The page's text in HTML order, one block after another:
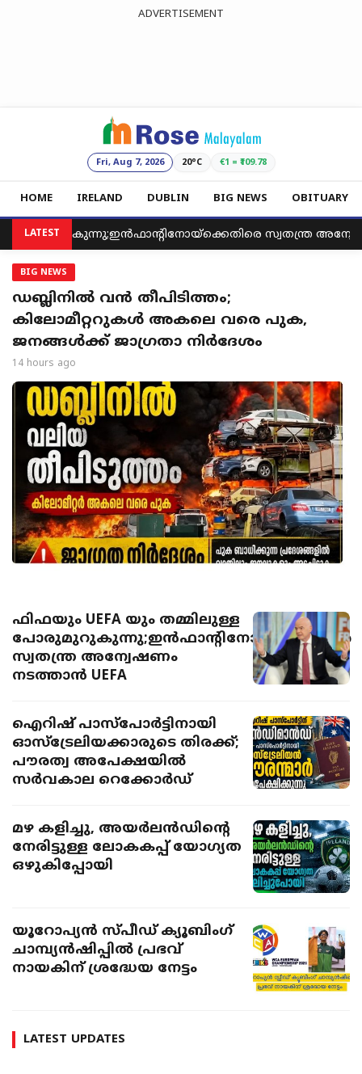
ADVERTISEMENT
Fri, Aug 7, 2026 20°C €1 = ₹109.78
HOME IRELAND DUBLIN BIG NEWS OBITUARY
LATEST സ്വതന്ത്ര അന്വേഷണം
BIG NEWS
ഡബ്ലിനിൽ വൻ തീപിടിത്തം;
കിലോമീറ്ററുകൾ അകലെ വരെ പുക,
ജനങ്ങൾക്ക് ജാഗ്രതാ നിർദേശം
14 hours ago
ഫിഫയും UEFA യും തമ്മിലുള്ള
പോരുമുറുകുന്നു;ഇൻഫാന്റിനോയ്‌ക്കെതിരെ
സ്വതന്ത്ര അന്വേഷണം
നടത്താൻ UEFA
ഐറിഷ് പാസ്‌പോർട്ടിനായി
ഓസ്ട്രേലിയക്കാരുടെ തിരക്ക്;
പൗരത്വ അപേക്ഷയിൽ
സർവകാല റെക്കോർഡ്
മഴ കളിച്ചു, അയർലൻഡിന്റെ
നേരിട്ടുള്ള ലോകകപ്പ് യോ​ഗ്യത
ഒഴുകിപ്പോയി
യൂറോപ്യൻ സ്പീഡ് ക്യൂബിംഗ്
ചാമ്പ്യൻഷിപ്പിൽ പ്രഭവ്
നായകിന് ശ്രദ്ധേയ നേട്ടം
LATEST UPDATES